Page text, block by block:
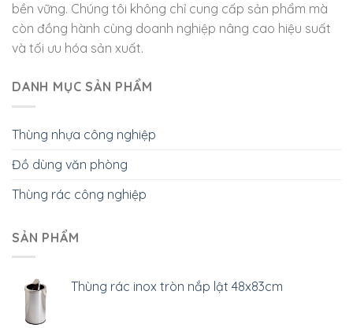
bền vững. Chúng tôi không chỉ cung cấp sản phẩm mà
còn đồng hành cùng doanh nghiệp nâng cao hiệu suất
và tối ưu hóa sản xuất.
DANH MỤC SẢN PHẨM
Thùng nhựa công nghiệp
Đồ dùng văn phòng
Thùng rác công nghiệp
SẢN PHẨM
Thùng rác inox tròn nắp lật 48x83cm